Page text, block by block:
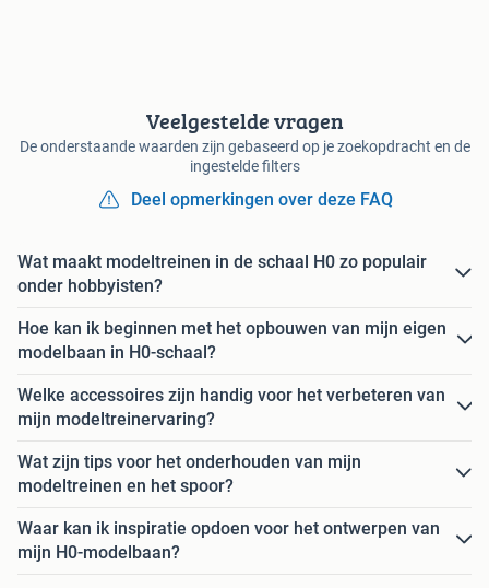
Veelgestelde vragen
De onderstaande waarden zijn gebaseerd op je zoekopdracht en de
ingestelde filters
Deel opmerkingen over deze FAQ
Wat maakt modeltreinen in de schaal H0 zo populair
onder hobbyisten?
Hoe kan ik beginnen met het opbouwen van mijn eigen
modelbaan in H0-schaal?
Welke accessoires zijn handig voor het verbeteren van
mijn modeltreinervaring?
Wat zijn tips voor het onderhouden van mijn
modeltreinen en het spoor?
Waar kan ik inspiratie opdoen voor het ontwerpen van
mijn H0-modelbaan?